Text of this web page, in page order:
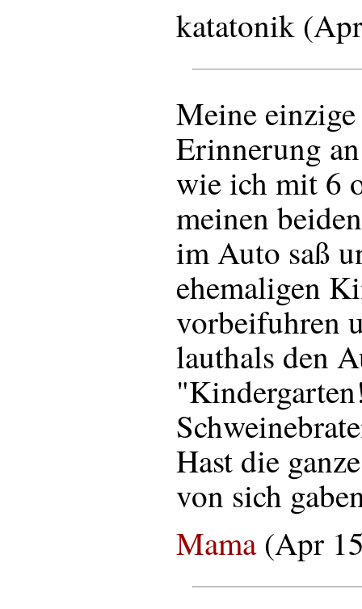
katatonik
Meine
Erinnerung
wie ich mit 6
meinen
im Auto saß
ehemaligen
vorbeifuhren
lauthals den
Hast die
von sich
Mama(Apr